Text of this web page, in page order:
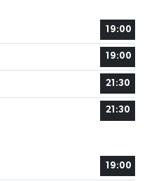
19:00
19:00
21:30
21:30
19:00